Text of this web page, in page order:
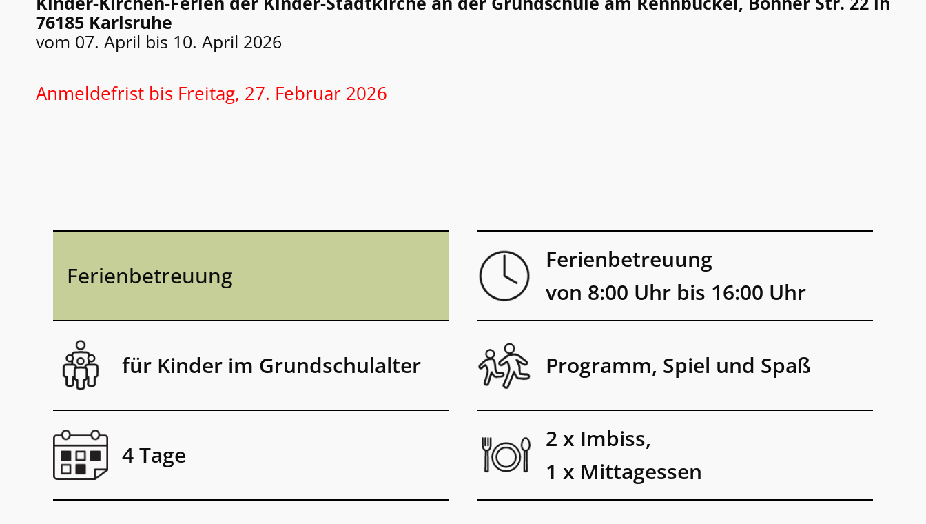
76185 Karlsruhe
vom 07. April bis 10. April 2026
Anmeldefrist bis Freitag, 27. Februar 2026
Ferienbetreuung
für Kinder im Grundschulalter
4 Tage
Ferienbetreuung
von 8:00 Uhr bis 16:00 Uhr
Programm, Spiel und Spaß
2 x Imbiss,
1 x Mittagessen